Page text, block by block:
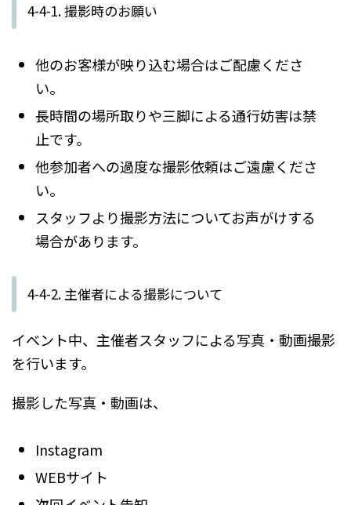
4-4-1. 撮影時のお願い
他のお客様が映り込む場合はご配慮くださ
い。
長時間の場所取りや三脚による通行妨害は禁
止です。
他参加者への過度な撮影依頼はご遠慮くださ
い。
スタッフより撮影方法についてお声がけする
場合があります。
4-4-2. 主催者による撮影について
イベント中、主催者スタッフによる写真・動画撮影
を行います。
撮影した写真・動画は、
Instagram
WEBサイト